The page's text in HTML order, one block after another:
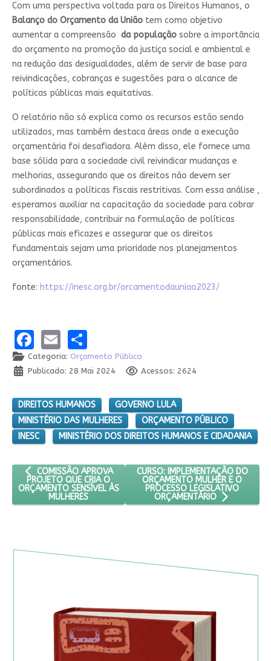
Com uma perspectiva voltada para os Direitos Humanos, o
Balanço do Orçamento da Uniãotem como objetivo
aumentar a compreensão da populaçãosobre a importância
do orçamento na promoção da justiça social e ambiental e
na redução das desigualdades, além de servir de base para
reivindicações, cobranças e sugestões para o alcance de
políticas públicas mais equitativas.
O relatório não só explica como os recursos estão sendo
utilizados, mas também destaca áreas onde a execução
orçamentária foi desafiadora. Além disso, ele fornece uma
base sólida para a sociedade civil reivindicar mudanças e
melhorias, assegurando que os direitos não devem ser
subordinados a políticas fiscais restritivas. Com essa análise ,
esperamos auxiliar na capacitação da sociedade para cobrar
responsabilidade, contribuir na formulação de políticas
públicas mais eficazes e assegurar que os direitos
fundamentais sejam uma prioridade nos planejamentos
orçamentários.
fonte: https://inesc.org.br/orcamentodauniao2023/
Facebook
EmailShare
Categoria: Orçamento Público
Publicado: 28 Mai 2024
Acessos: 2624
DIREITOS HUMANOS
GOVERNO LULA
MINISTÉRIO DAS MULHERES
ORÇAMENTO PÚBLICO
INESC
MINISTÉRIO DOS DIREITOS HUMANOS E CIDADANIA
ARTIGO ANTERIOR: COMISSÃO APROVA PROJETO QUE CRIA O
COMISSÃO APROVA
PROJETO QUE CRIA O
ORÇAMENTO SENSÍVEL ÀS
MULHERES
PRÓXIMO ARTIGO: CURSO:
CURSO: IMPLEMENTAÇÃO DO
ORÇAMENTO MULHER E O
PROCESSO LEGISLATIVO
ORÇAMENTÁRIO